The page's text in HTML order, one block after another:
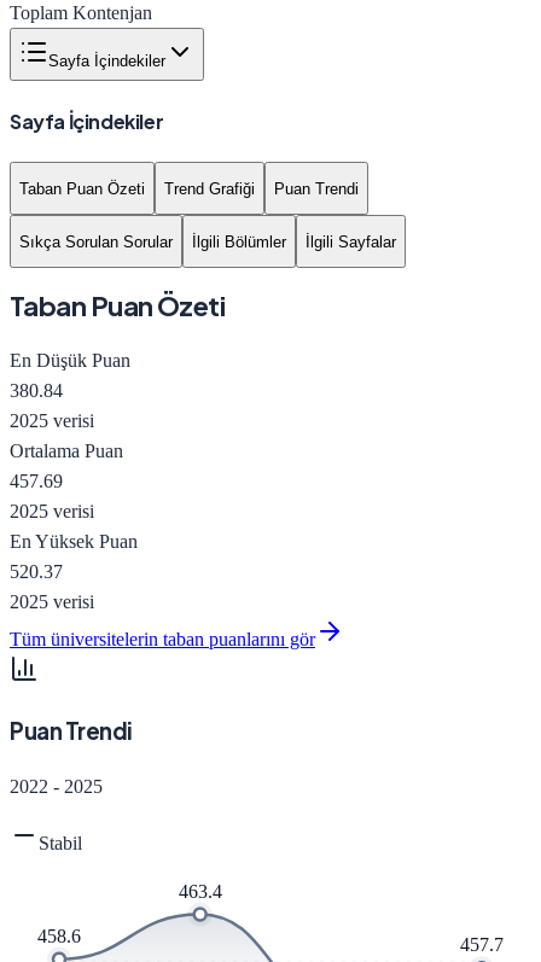
Toplam Kontenjan
Sayfa İçindekiler
Sayfa İçindekiler
Taban Puan Özeti Trend Grafiği Puan Trendi
Sıkça Sorulan Sorular İlgili Bölümler İlgili Sayfalar
Taban Puan Özeti
En Düşük Puan
380.84
2025 verisi
Ortalama Puan
457.69
2025 verisi
En Yüksek Puan
520.37
2025 verisi
Tüm üniversitelerin taban puanlarını gör
Puan Trendi
2022 - 2025
Stabil
458.6
463.4
457.7